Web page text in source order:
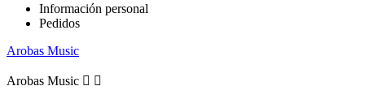
Información personal
Pedidos
Arobas Music
Arobas Music  